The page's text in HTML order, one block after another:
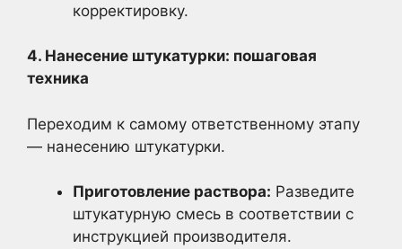
корректировку.
4. Нанесение штукатурки: пошаговая
техника
Переходим к самому ответственному этапу
— нанесению штукатурки.
Приготовление раствора: Разведите
штукатурную смесь в соответствии с
инструкцией производителя.